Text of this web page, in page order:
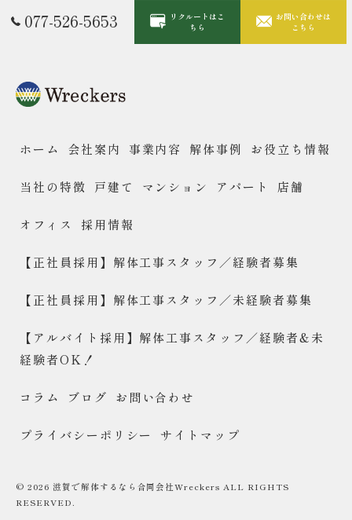
077-526-5653
リクルートはこ
ちら
お問い合わせは
こちら
ホーム 会社案内 事業内容 解体事例 お役立ち情報
当社の特徴 戸建て マンション アパート 店舗
オフィス 採用情報
【正社員採用】解体工事スタッフ／経験者募集
【正社員採用】解体工事スタッフ／未経験者募集
【アルバイト採用】解体工事スタッフ／経験者&未
経験者OK！
コラム ブログ お問い合わせ
プライバシーポリシー サイトマップ
© 2026 滋賀で解体するなら合同会社Wreckers ALL RIGHTS
RESERVED.